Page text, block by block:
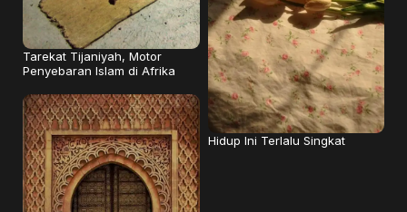
Tarekat Tijaniyah, Motor
Penyebaran Islam di Afrika
Hidup Ini Terlalu Singkat